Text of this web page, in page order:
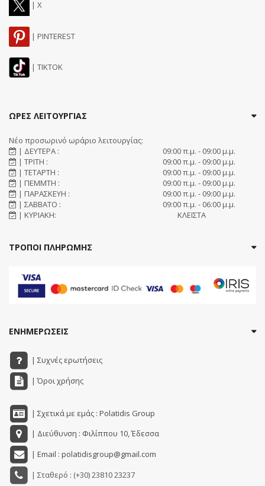
| X
| PINTEREST
| TIKTOK
ΩΡΕΣ ΛΕΙΤΟΥΡΓΙΑΣ
Νέο προσωρινό ωράριο λειτουργίας:
| ΔΕΥΤΕΡΑ :
09:00 π.μ. - 09:00 μ.μ.
| ΤΡΙΤΗ :
09:00 π.μ. - 09:00 μ.μ.
| ΤΕΤΑΡΤΗ :
09:00 π.μ. - 09:00 μ.μ.
| ΠΕΜΜΤΗ :
09:00 π.μ. - 09:00 μ.μ.
| ΠΑΡΑΣΚΕΥΗ :
09:00 π.μ. - 09:00 μ.μ.
| ΣΑΒΒΑΤΟ :
09:00 π.μ. - 06:00 μ.μ.
| ΚΥΡΙΑΚΗ:
ΚΛΕΙΣΤΑ
ΤΡΟΠΟΙ ΠΛΗΡΩΜΗΣ
ΕΝΗΜΕΡΩΣΕΙΣ
| Συχνές ερωτήσεις
| Όροι χρήσης
| Σχετικά με εμάς : Polatidis Group
| Διεύθυνση : Φιλίππου 10, Έδεσσα
| Email : polatidisgroup@gmail.com
| Σταθερό : (+30) 23810 23237